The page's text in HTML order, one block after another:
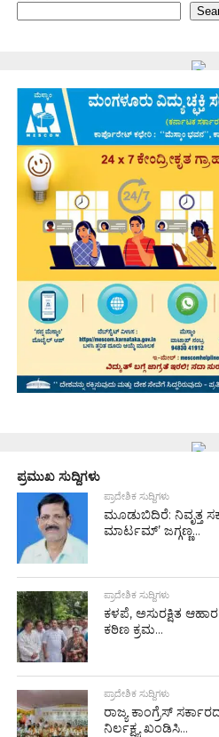
ಮಿಥುನ್ ರೈ ಮತ್ತು ಎಂಎಲ್ ಸಿ...
ಪ್ರಮುಖ ಸುದ್ದಿಗಳು
ಪ್ರಾದೇಶಿಕ ಸುದ್ದಿಗಳು
ಮೂಡುಬಿದಿರೆ: ನಿವೃತ್ತ
ಮಾರ್ಟಮ್’ ಜಗ್ಗಣ್ಣ...
ಪ್ರಾದೇಶಿಕ ಸುದ್ದಿಗಳು
ಕಳಪೆ, ಅಸುರಕ್ಷಿತ
ಕಠಿಣ ಕ್ರಮ...
ಪ್ರಾದೇಶಿಕ ಸುದ್ದಿಗಳು
ರಾಜ್ಯ ಕಾಂಗ್ರೆಸ್
ನಿರ್ಲಕ್ಷ್ಯ ಖಂಡಿಸಿ...